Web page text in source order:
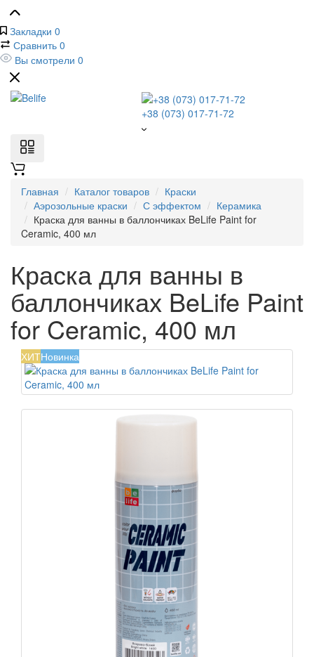
Закладки 0
Сравнить 0
Вы смотрели 0
+38 (073) 017-71-72
Главная Каталог товаров
Краски
Аэрозольные краски
С эффектом
Керамика
Краска для ванны в баллончиках BeLife Paint for
Ceramic, 400 мл
Краска для ванны в
баллончиках BeLife Paint
for Ceramic, 400 мл
ХИТНовинка